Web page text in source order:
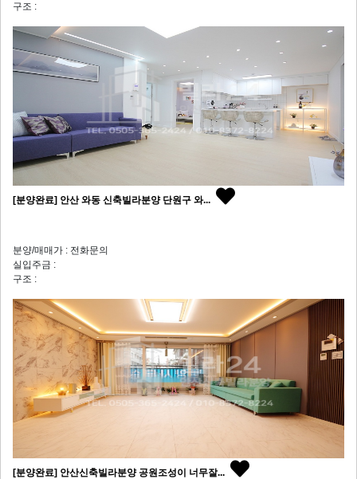
구조 :
[분양완료] 안산 와동 신축빌라분양 단원구 와...
분양/매매가 : 전화문의
실입주금 :
구조 :
[분양완료] 안산신축빌라분양 공원조성이 너무잘...